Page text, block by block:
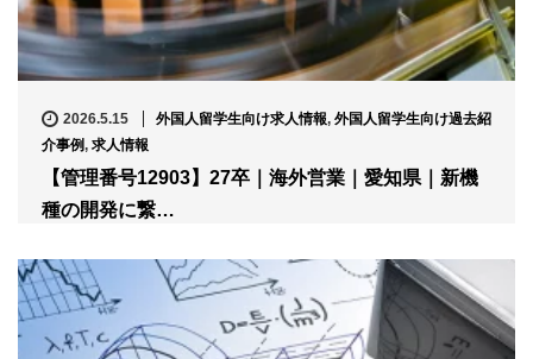
2026.5.15 外国人留学生向け求人情報, 外国人留学生向け過去紹
介事例, 求人情報
【管理番号12903】27卒｜海外営業｜愛知県｜新機
種の開発に繋…